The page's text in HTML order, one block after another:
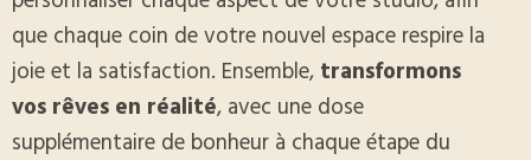
que chaque coin de votre nouvel espace respire la
joie et la satisfaction. Ensemble, transformons
vos rêves en réalité, avec une dose
supplémentaire de bonheur à chaque étape du